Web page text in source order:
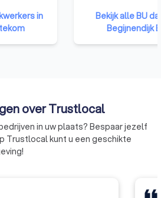
te
te
advies
en
in
Bouwunie is er
bedrijven en
ondernemers uit
We behartigen de
Bekijk alle BU
Begijnendijk
over Trustlocal
in uw plaats? Bespaar jezelf
Trustlocal kunt u een geschikte